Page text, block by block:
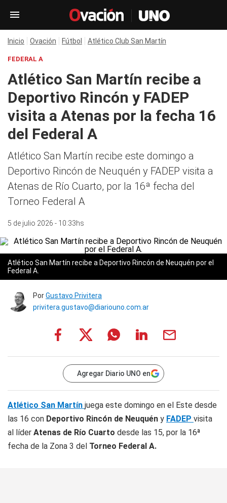
Inicio Ovación Fútbol Atlético Club San Martín
FEDERAL A
Atlético San Martín recibe a
Deportivo Rincón y FADEP
visita a Atenas por la fecha 16
del Federal A
Atlético San Martín recibe este domingo a
Deportivo Rincón de Neuquén y FADEP visita a
Atenas de Río Cuarto, por la 16ª fecha del
Torneo Federal A
5 de julio 2026 - 10:33hs
Atlético San Martín recibe a Deportivo Rincón de Neuquén por el
Federal A.
PorGustavo Privitera
privitera.gustavo@diariouno.com.ar
Agregar Diario UNO en
Atlético San Martín juega este domingo en el Este desde
las 16 con Deportivo Rincón de Neuquén y FADEP visita
al líder Atenas de Río Cuarto desde las 15, por la 16ª
fecha de la Zona 3 del Torneo Federal A.